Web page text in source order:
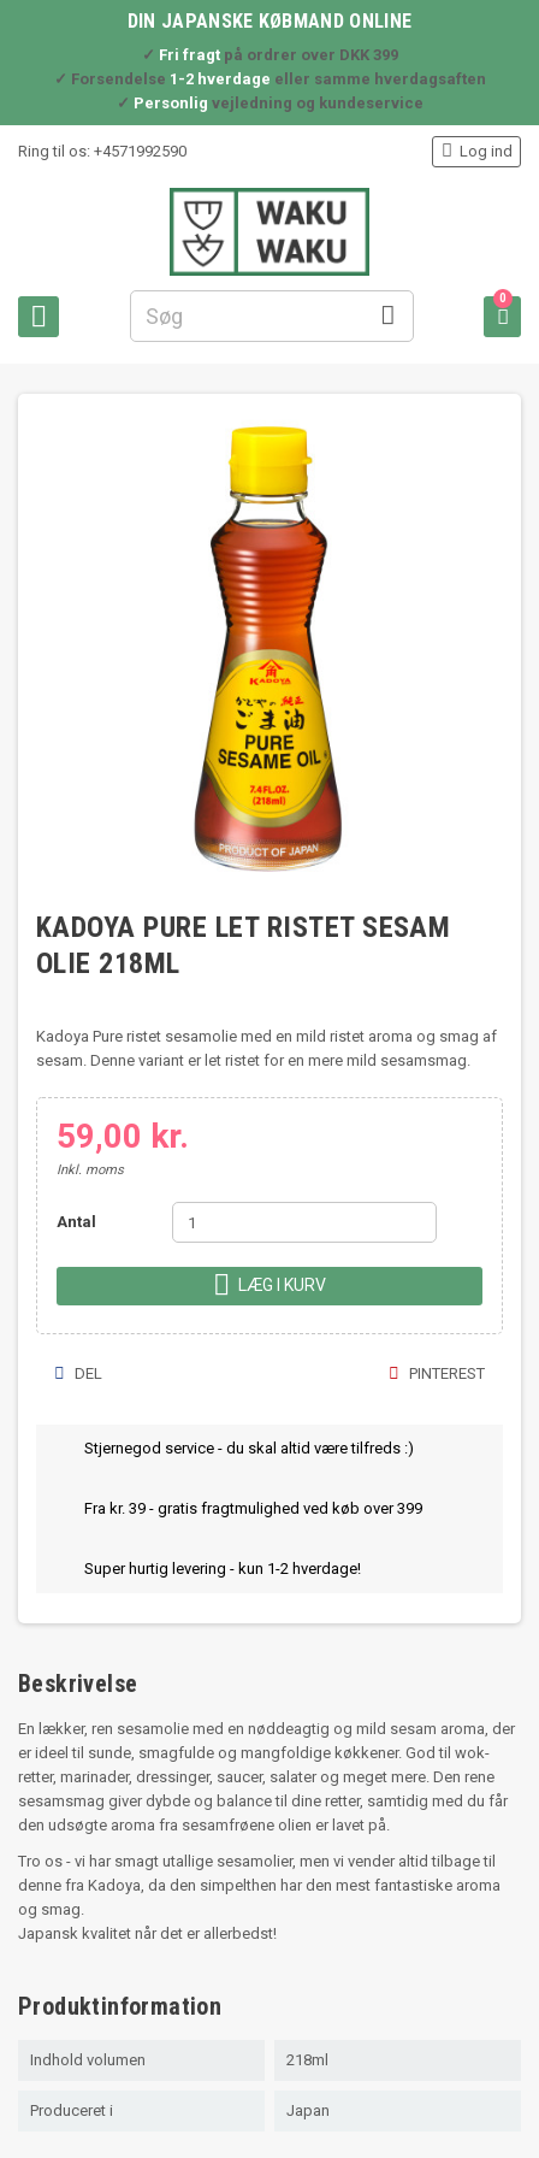
DIN JAPANSKE KØBMAND ONLINE
✓ Fri fragtpå ordrer over DKK 399
✓ Forsendelse 1-2 hverdage eller samme hverdagsaften
✓ Personlig vejledning og kundeservice
Ring til os: +4571992590
 
 Log ind

0
KADOYA PURE LET RISTET SESAM
OLIE 218ML
Kadoya Pure ristet sesamolie med en mild ristet aroma og smag af
sesam. Denne variant er let ristet for en mere mild sesamsmag.
59,00 kr.
Inkl. moms
Antal
 LÆG I KURV
DEL PINTEREST
Stjernegod service - du skal altid være tilfreds :)
Fra kr. 39 - gratis fragtmulighed ved køb over 399
Super hurtig levering - kun 1-2 hverdage!
Beskrivelse
En lækker, ren sesamolie med en nøddeagtig og mild sesam aroma, der
er ideel til sunde, smagfulde og mangfoldige køkkener. God til wok-
retter, marinader, dressinger, saucer, salater og meget mere. Den rene
sesamsmag giver dybde og balance til dine retter, samtidig med du får
den udsøgte aroma fra sesamfrøene olien er lavet på.
Tro os - vi har smagt utallige sesamolier, men vi vender altid tilbage til
denne fra Kadoya, da den simpelthen har den mest fantastiske aroma
og smag.
Japansk kvalitet når det er allerbedst!
Produktinformation
Indhold volumen 218ml
Produceret i Japan